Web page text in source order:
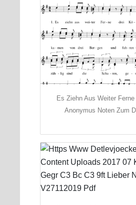
Es Ziehn Aus Weiter
Anonymus Noten Zum